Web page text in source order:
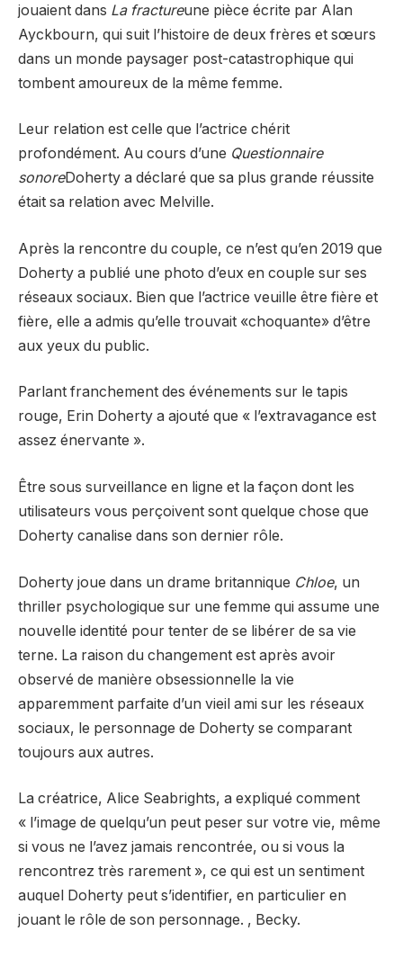
jouaient dans La fractureune pièce écrite par Alan
Ayckbourn, qui suit l’histoire de deux frères et sœurs
dans un monde paysager post-catastrophique qui
tombent amoureux de la même femme.
Leur relation est celle que l’actrice chérit
profondément. Au cours d’une Questionnaire
sonoreDoherty a déclaré que sa plus grande réussite
était sa relation avec Melville.
Après la rencontre du couple, ce n’est qu’en 2019 que
Doherty a publié une photo d’eux en couple sur ses
réseaux sociaux. Bien que l’actrice veuille être fière et
fière, elle a admis qu’elle trouvait «choquante» d’être
aux yeux du public.
Parlant franchement des événements sur le tapis
rouge, Erin Doherty a ajouté que « l’extravagance est
assez énervante ».
Être sous surveillance en ligne et la façon dont les
utilisateurs vous perçoivent sont quelque chose que
Doherty canalise dans son dernier rôle.
Doherty joue dans un drame britannique Chloe, un
thriller psychologique sur une femme qui assume une
nouvelle identité pour tenter de se libérer de sa vie
terne. La raison du changement est après avoir
observé de manière obsessionnelle la vie
apparemment parfaite d’un vieil ami sur les réseaux
sociaux, le personnage de Doherty se comparant
toujours aux autres.
La créatrice, Alice Seabrights, a expliqué comment
« l’image de quelqu’un peut peser sur votre vie, même
si vous ne l’avez jamais rencontrée, ou si vous la
rencontrez très rarement », ce qui est un sentiment
auquel Doherty peut s’identifier, en particulier en
jouant le rôle de son personnage. , Becky.